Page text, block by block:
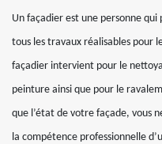
Un façadier est une personne qui
tous les travaux réalisables pour
façadier intervient pour le
peinture ainsi que pour le
que l’état de votre façade, vous
la compétence professionnelle